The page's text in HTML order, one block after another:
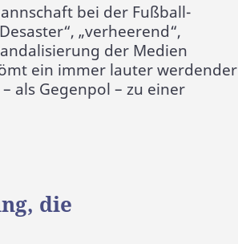
bei der Fußball-
„verheerend“,
der Medien
ein immer lauter werdender
als Gegenpol – zu einer
die